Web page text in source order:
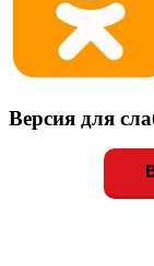
Версия для